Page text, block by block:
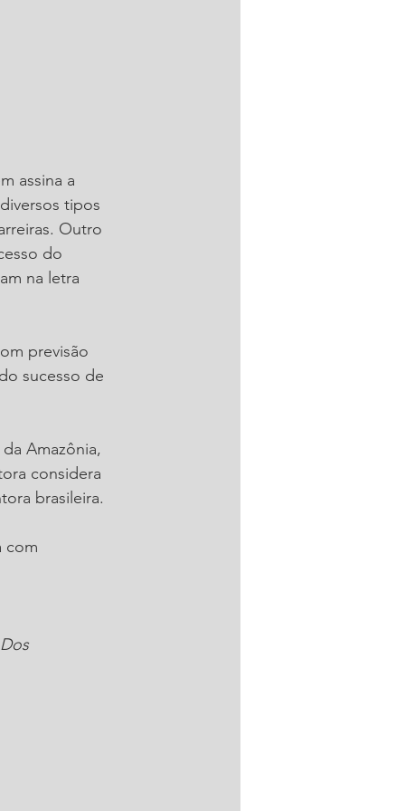
assina a
tipos
Outro
do
na letra
previsão
sucesso de
Amazônia,
considera
brasileira.
com